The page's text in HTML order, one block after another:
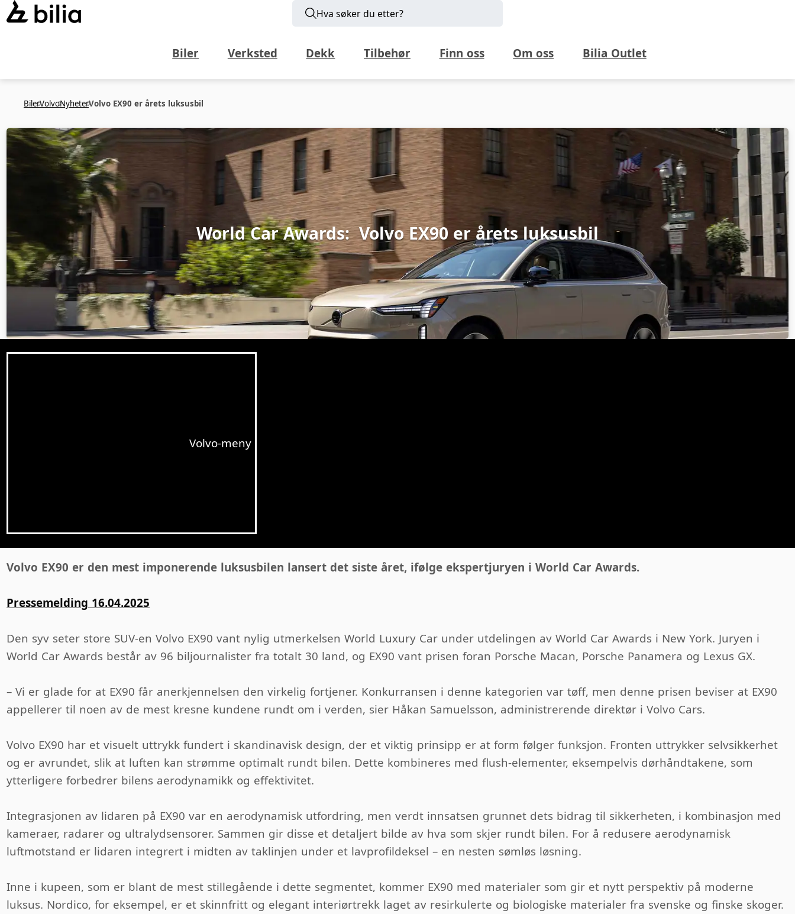
Hva søker du etter?
Biler Verksted Dekk Tilbehør Finn oss Om oss Bilia Outlet
BilerVolvoNyheterVolvo EX90 er årets luksusbil
World Car Awards:Volvo EX90 er årets luksusbil
Volvo-meny
Volvo EX90 er den mest imponerende luksusbilen lansert det siste året, ifølge ekspertjuryen i World Car Awards.
Pressemelding 16.04.2025
Den syv seter store SUV-en Volvo EX90 vant nylig utmerkelsen World Luxury Car under utdelingen av World Car Awards i New York. Juryen i
World Car Awards består av 96 biljournalister fra totalt 30 land, og EX90 vant prisen foran Porsche Macan, Porsche Panamera og Lexus GX.
– Vi er glade for at EX90 får anerkjennelsen den virkelig fortjener. Konkurransen i denne kategorien var tøff, men denne prisen beviser at EX90
appellerer til noen av de mest kresne kundene rundt om i verden, sier Håkan Samuelsson, administrerende direktør i Volvo Cars.
Volvo EX90 har et visuelt uttrykk fundert i skandinavisk design, der et viktig prinsipp er at form følger funksjon. Fronten uttrykker selvsikkerhet
og er avrundet, slik at luften kan strømme optimalt rundt bilen. Dette kombineres med flush-elementer, eksempelvis dørhåndtakene, som
ytterligere forbedrer bilens aerodynamikk og effektivitet.
Integrasjonen av lidaren på EX90 var en aerodynamisk utfordring, men verdt innsatsen grunnet dets bidrag til sikkerheten, i kombinasjon med
kameraer, radarer og ultralydsensorer. Sammen gir disse et detaljert bilde av hva som skjer rundt bilen. For å redusere aerodynamisk
luftmotstand er lidaren integrert i midten av taklinjen under et lavprofildeksel – en nesten sømløs løsning.
Inne i kupeen, som er blant de mest stillegående i dette segmentet, kommer EX90 med materialer som gir et nytt perspektiv på moderne
luksus. Nordico, for eksempel, er et skinnfritt og elegant interiørtrekk laget av resirkulerte og biologiske materialer fra svenske og finske skoger.